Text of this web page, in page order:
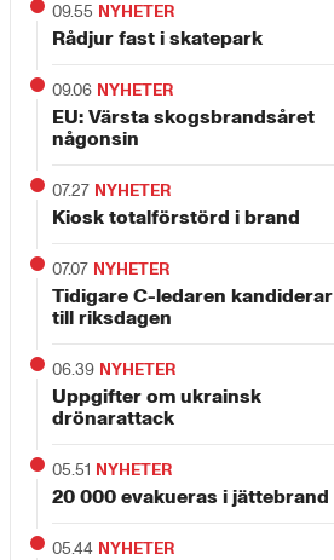
09.55 NYHETER
Rådjur fast i skatepark
09.06 NYHETER
EU: Värsta skogsbrandsåret
någonsin
07.27 NYHETER
Kiosk totalförstörd i brand
07.07 NYHETER
Tidigare C-ledaren kandiderar
till riksdagen
06.39 NYHETER
Uppgifter om ukrainsk
drönarattack
05.51 NYHETER
20 000 evakueras i jättebrand
05.44 NYHETER